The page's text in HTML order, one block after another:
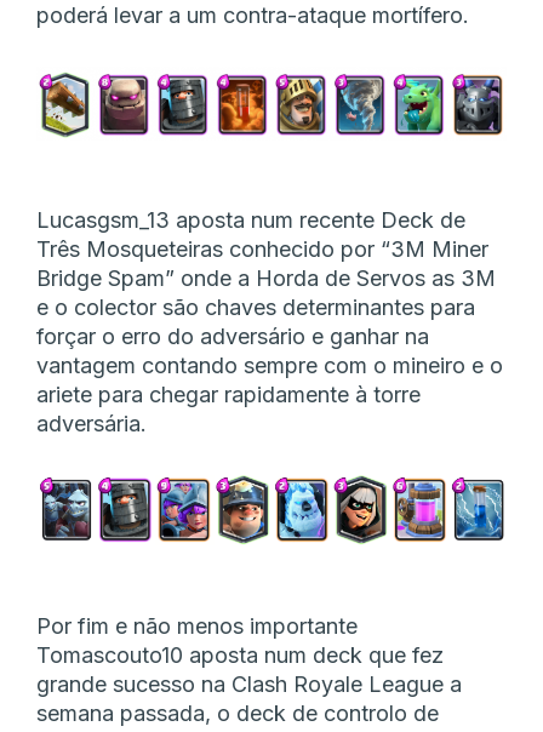
poderá levar a um contra-ataque mortífero.
Lucasgsm_13 aposta num recente Deck de
Três Mosqueteiras conhecido por “3M Miner
Bridge Spam” onde a Horda de Servos as 3M
e o colector são chaves determinantes para
forçar o erro do adversário e ganhar na
vantagem contando sempre com o mineiro e o
ariete para chegar rapidamente à torre
adversária.
Por fim e não menos importante
Tomascouto10 aposta num deck que fez
grande sucesso na Clash Royale League a
semana passada, o deck de controlo de